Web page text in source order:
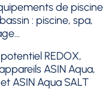
de piscine
: piscine, spa,
REDOX,
ASIN Aqua,
ASIN Aqua SALT